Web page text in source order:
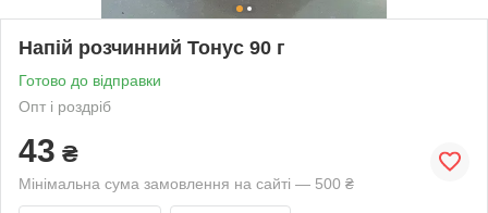
Напій розчинний Тонус 90 г
Готово до відправки
Опт і роздріб
43 ₴
Мінімальна сума замовлення на сайті — 500 ₴